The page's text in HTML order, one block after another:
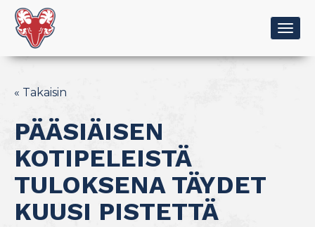
« Takaisin
PÄÄSIÄISEN
KOTIPELEISTÄ
TULOKSENA TÄYDET
KUUSI PISTETTÄ